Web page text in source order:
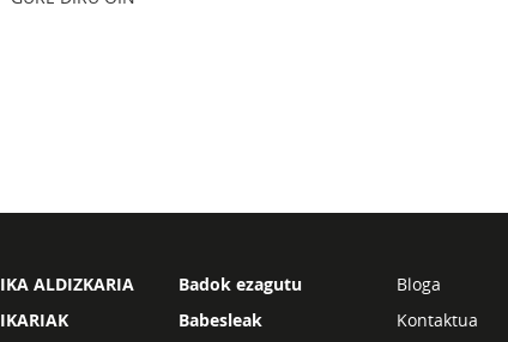
ALDIZKARIA
Badok ezagutu
Babesleak
Bloga
Kontaktua